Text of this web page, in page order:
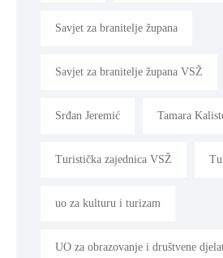
Savjet za branitelje župana
Savjet za branitelje župana VSŽ
Srđan Jeremić Tamara
Turistička zajednica VSŽ
uo za kulturu i turizam
UO za obrazovanje i društvene